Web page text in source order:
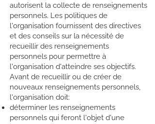
autorisent la collecte de renseignements
personnels. Les politiques de
l'organisation fournissent des directives
et des conseils sur la nécessité de
recueillir des renseignements
personnels pour permettre à
l'organisation d'atteindre ses objectifs.
Avant de recueillir ou de créer de
nouveaux renseignements personnels,
l'organisation doit:
déterminer les renseignements
personnels qui feront l'objet d'une